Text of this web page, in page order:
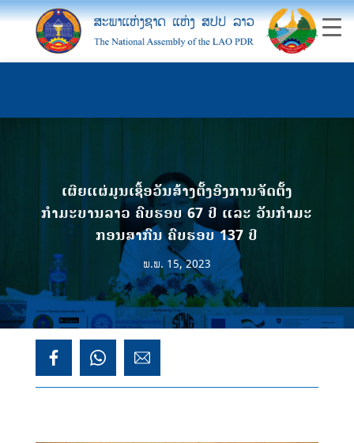
ເຜີຍແຜ່ມູນເຊື້ອວັນສ້າງຕັ້ງອົງການຈັດຕັ້ງ
ກຳມະບານລາວ ຄົບຮອບ 67 ປີ ແລະ ວັນກໍາມະ
ກອນສາກົນ ຄົບຮອບ 137 ປີ
ພ.ພ. 15, 2023